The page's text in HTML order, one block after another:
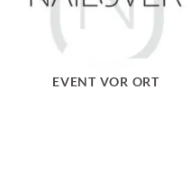
EVENT VOR ORT